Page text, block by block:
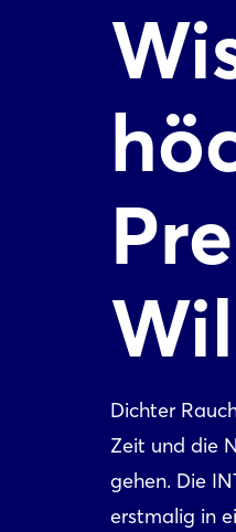
Dichter
Zeit und die
gehen. Die
erstmalig in